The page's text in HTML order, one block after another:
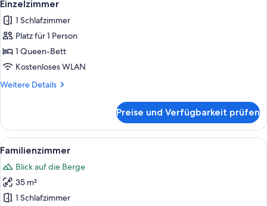
Fotos
für
Einzelzimmer
anzeigen
Einzelzimmer
1 Schlafzimmer
Platz für 1 Person
1 Queen-Bett
Kostenloses WLAN
Weitere Details
Weitere
Preise und Verfügbarkeit prüfen
Alle
Fotos
für
Familienzimmer
anzeigen
Ein Hotelzimmer mit einem großen
6
Familienzimmer
Blick auf die Berge
35 m²
1 Schlafzimmer